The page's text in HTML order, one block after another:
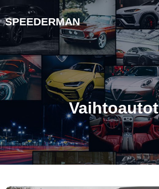
SPEEDERMAN
Vaihtoautot